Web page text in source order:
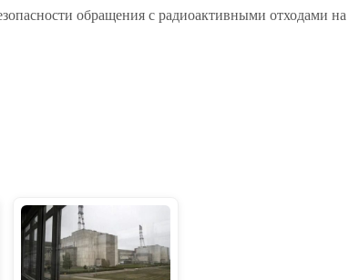
обращения с радиоактивными отходами на